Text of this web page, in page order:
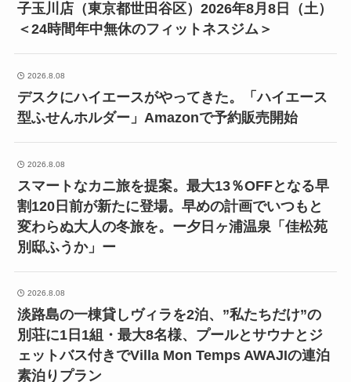
子玉川店（東京都世田谷区）2026年8月8日（土）
＜24時間年中無休のフィットネスジム＞
2026.8.08
デスクにハイエースがやってきた。「ハイエース
型ふせんホルダー」Amazonで予約販売開始
2026.8.08
スマートなカニ旅を提案。最大13％OFFとなる早
割120日前が新たに登場。早めの計画でいつもと
変わらぬ大人の冬旅を。ー夕日ヶ浦温泉「佳松苑
別邸ふうか」ー
2026.8.08
淡路島の一棟貸しヴィラを2泊、”私たちだけ”の
別荘に1日1組・最大8名様、プールとサウナとジ
ェットバス付きでVilla Mon Temps AWAJIの連泊
素泊りプラン